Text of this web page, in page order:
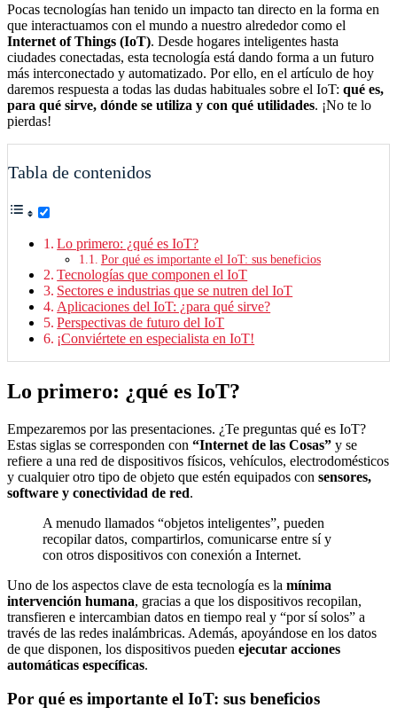
Pocas tecnologías han tenido un impacto tan directo en la forma en
que interactuamos con el mundo a nuestro alrededor como el
Internet of Things (IoT). Desde hogares inteligentes hasta
ciudades conectadas, esta tecnología está dando forma a un futuro
más interconectado y automatizado. Por ello, en el artículo de hoy
daremos respuesta a todas las dudas habituales sobre el IoT: qué es,
para qué sirve, dónde se utiliza y con qué utilidades. ¡No te lo
pierdas!
Tabla de contenidos
Lo primero: ¿qué es IoT?
Por qué es importante el IoT: sus beneficios
Tecnologías que componen el IoT
Sectores e industrias que se nutren del IoT
Aplicaciones del IoT: ¿para qué sirve?
Perspectivas de futuro del IoT
¡Conviértete en especialista en IoT!
Lo primero: ¿qué es IoT?
Empezaremos por las presentaciones. ¿Te preguntas qué es IoT?
Estas siglas se corresponden con “Internet de las Cosas” y se
refiere a una red de dispositivos físicos, vehículos, electrodomésticos
y cualquier otro tipo de objeto que estén equipados con sensores,
software y conectividad de red.
A menudo llamados “objetos inteligentes”, pueden
recopilar datos, compartirlos, comunicarse entre sí y
con otros dispositivos con conexión a Internet.
Uno de los aspectos clave de esta tecnología es la mínima
intervención humana, gracias a que los dispositivos recopilan,
transfieren e intercambian datos en tiempo real y “por sí solos” a
través de las redes inalámbricas. Además, apoyándose en los datos
de que disponen, los dispositivos pueden ejecutar acciones
automáticas específicas.
Por qué es importante el IoT: sus beneficios